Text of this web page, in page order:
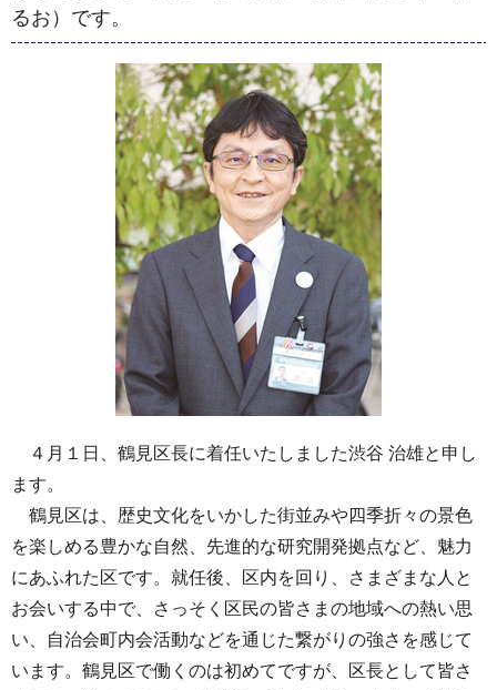
るお）です。
４月１日、鶴見区長に着任いたしました渋谷 治雄と申し
ます。
鶴見区は、歴史文化をいかした街並みや四季折々の景色
を楽しめる豊かな自然、先進的な研究開発拠点など、魅力
にあふれた区です。就任後、区内を回り、さまざまな人と
お会いする中で、さっそく区民の皆さまの地域への熱い思
い、自治会町内会活動などを通じた繋がりの強さを感じて
います。鶴見区で働くのは初めてですが、区長として皆さ